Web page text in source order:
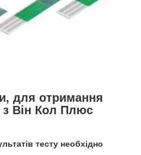
для отримання
з Він Кол Плюс
тесту необхідно